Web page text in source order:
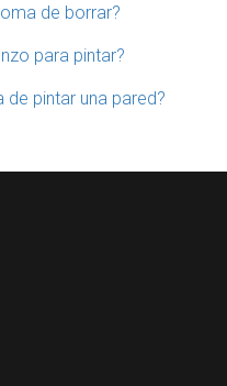
de borrar?
para pintar?
de pintar una pared?